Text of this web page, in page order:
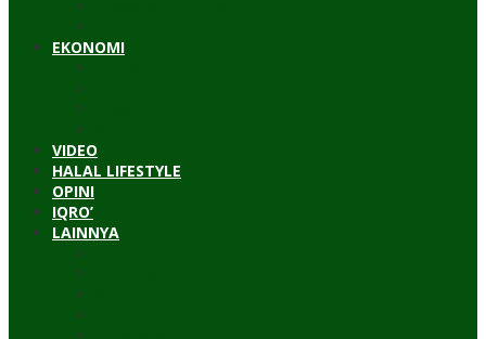
EKONOMI
VIDEO
HALAL LIFESTYLE
OPINI
IQRO’
LAINNYA